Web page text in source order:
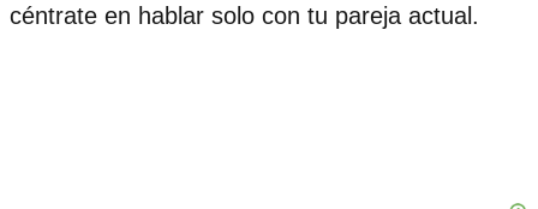
céntrate en hablar solo con tu pareja actual.